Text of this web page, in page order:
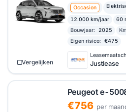
Occasion
12.000 km/jaar
60
Bouwjaar:
2025
Eigen risico:
€475
Justlease
Vergelijken
Peugeot e-
€756 per